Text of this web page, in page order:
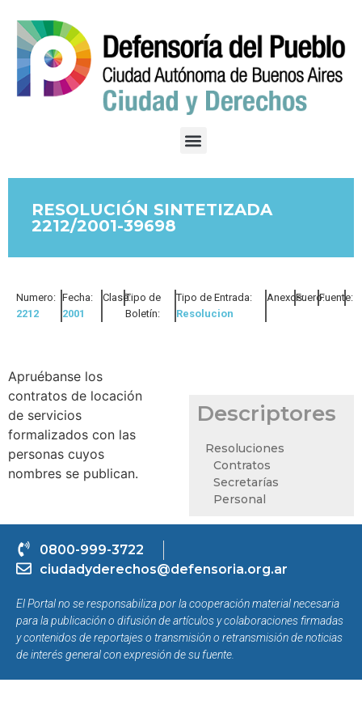
RESOLUCIÓN SINTETIZADA
2212/2001-39698
Numero:
2212
Fecha:
2001
Clase:Tipo de
Boletín:
Tipo de Entrada:
Resolucion
Anexos:Fuero:Fuente:
Apruébanse los
contratos de locación
de servicios
formalizados con las
personas cuyos
nombres se publican.
Descriptores
Resoluciones
Contratos
Secretarías
Personal
0800-999-3722
ciudadyderechos@defensoria.org.ar
El Portal no se responsabiliza por la cooperación material necesaria
para la publicación o difusión de artículos y colaboraciones firmadas
y contenidos de reportajes o transmisión o retransmisión de noticias
de interés general con expresión de su fuente.